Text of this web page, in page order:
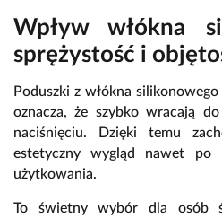
Wpływ włókna
sprężystość i
Poduszki z włókna silikonowego
oznacza, że szybko wracają
naciśnięciu. Dzięki temu
estetyczny wygląd nawet po
użytkowania.
To świetny wybór dla osób